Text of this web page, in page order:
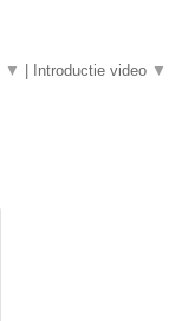
▼ Introductie video ▼